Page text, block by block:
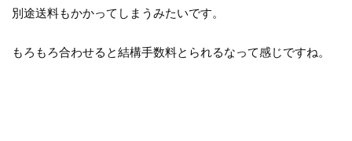
別途送料もかかってしまうみたいです。
もろもろ合わせると結構手数料とられるなって感じですね。